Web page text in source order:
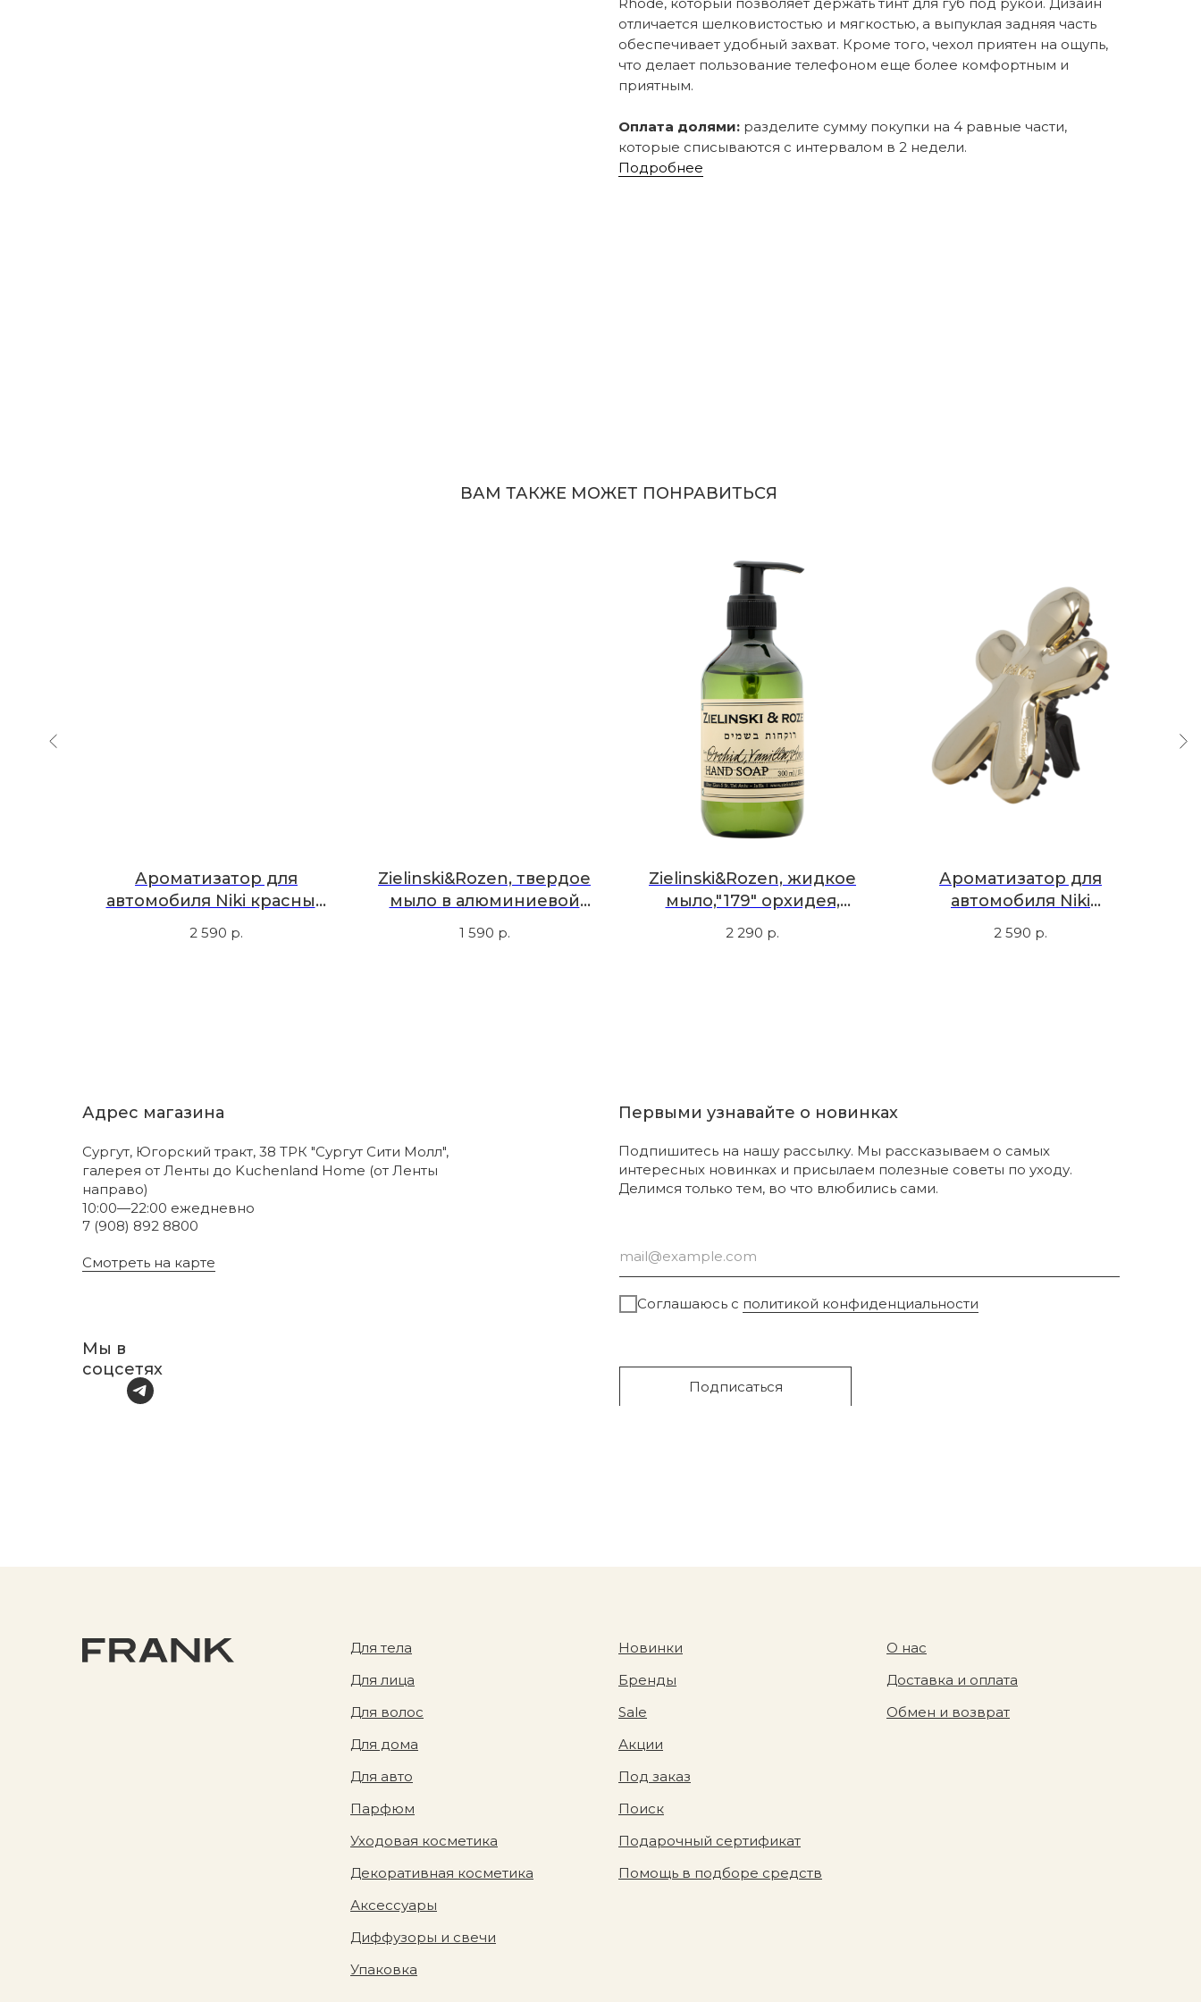
отличается шелковистостью и мягкостью, а выпуклая задняя часть
обеспечивает удобный захват. Кроме того, чехол приятен на ощупь,
что делает пользование телефоном еще более комфортным и
приятным.
Оплата долями: разделите сумму покупки на 4 равные части,
которые списываются с интервалом в 2 недели.
Подробнее
ВАМ ТАКЖЕ МОЖЕТ ПОНРАВИТЬСЯ
Ароматизатор для
автомобиля Niki красный
металлик, перечная мята
2 590 р.
Zielinski&Rozen, твердое
мыло в алюминиевой
коробке, черная ваниль
1 590 р.
Zielinski&Rozen, жидкое
мыло,"179" орхидея,
ваниль, амбра, 300 мл
2 290 р.
Ароматизатор для
автомобиля Niki
золотистый, восточный
2 590 р.
Адрес магазина
Сургут, Югорский тракт, 38 ТРК "Сургут Сити Молл",
галерея от Ленты до Kuchenland Home (от Ленты
направо)
10:00—22:00 ежедневно
Смотреть на карте
Мы в
соцсетях
Первыми узнавайте о новинках
Подпишитесь на нашу рассылку. Мы рассказываем о самых
интересных новинках и присылаем полезные советы по уходу.
Делимся только тем, во что влюбились сами.
Соглашаюсь с политикой конфиденциальности
Подписаться
7 (908) 892 8800
Для тела
Для лица
Для волос
Для дома
Для авто
Парфюм
Уходовая косметика
Аксессуары
Упаковка
Новинки
Бренды
Sale
Акции
Под заказ
Поиск
Подарочный сертификат
Помощь в подборе средств
О нас
Доставка и оплата
Обмен и возврат
Диффузоры и свечи
Декоративная косметика